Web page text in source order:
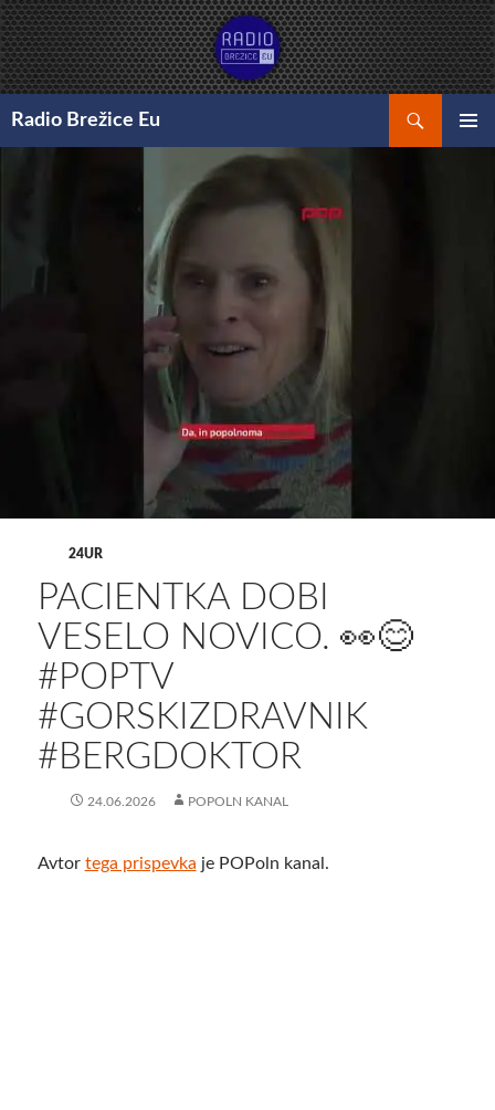
Preskoči
na
vsebino
Radio Brežice Eu
24UR
PACIENTKA DOBI
VESELO NOVICO. 👀😊
#POPTV
#GORSKIZDRAVNIK
#BERGDOKTOR
24.06.2026 POPOLN KANAL
Avtor tega prispevka je POPoln kanal.